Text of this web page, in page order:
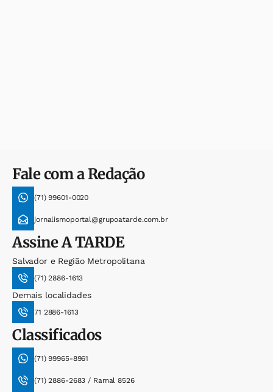
Fale com a Redação
(71) 99601-0020
jornalismoportal@grupoatarde.com.br
AssineA TARDE
Salvador e Região Metropolitana
(71) 2886-1613
Demais localidades
71 2886-1613
Classificados
(71) 99965-8961
(71) 2886-2683 / Ramal 8526